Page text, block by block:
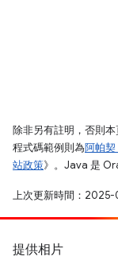
除非另有註明，否則
程式碼範例則為阿帕
站政策》。Java 是
上次更新時間：2025-
提供相片